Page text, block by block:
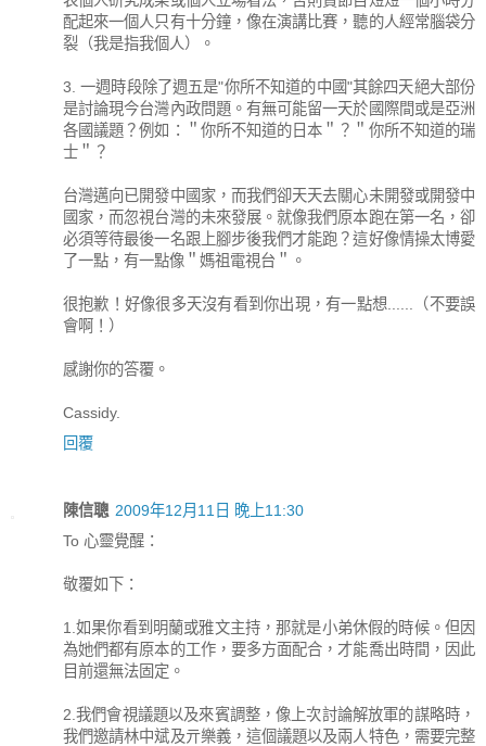
配起來一個人只有十分鐘，像在演講比賽，聽的人經常腦袋分
裂（我是指我個人）。
3. 一週時段除了週五是"你所不知道的中國"其餘四天絕大部份
是討論現今台灣內政問題。有無可能留一天於國際間或是亞洲
各國議題？例如：＂你所不知道的日本＂？＂你所不知道的瑞
士＂？
台灣邁向已開發中國家，而我們卻天天去關心未開發或開發中
國家，而忽視台灣的未來發展。就像我們原本跑在第一名，卻
必須等待最後一名跟上腳步後我們才能跑？這好像情操太博愛
了一點，有一點像＂媽祖電視台＂。
很抱歉！好像很多天沒有看到你出現，有一點想......（不要誤
會啊！）
感謝你的答覆。
Cassidy.
回覆
陳信聰 2009年12月11日 晚上11:30
To 心靈覺醒：
敬覆如下：
1.如果你看到明蘭或雅文主持，那就是小弟休假的時候。但因
為她們都有原本的工作，要多方面配合，才能喬出時間，因此
目前還無法固定。
2.我們會視議題以及來賓調整，像上次討論解放軍的謀略時，
我們邀請林中斌及亓樂義，這個議題以及兩人特色，需要完整